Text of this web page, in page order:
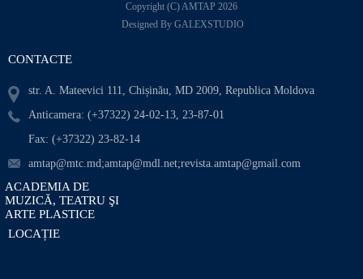
Copyright (C) AMTAP 2026
Designed By GALEXSTUDIO
CONTACTE
str. A. Mateevici 111, Chișinău, MD 2009, Republica Moldova
Anticamera: (+37322) 24-02-13, 23-87-01
Fax: (+37322) 23-82-14
amtap@mtc.md;amtap@mdl.net;revista.amtap@gmail.com
ACADEMIA DE
MUZICĂ, TEATRU ŞI
ARTE PLASTICE
LOCAȚIE